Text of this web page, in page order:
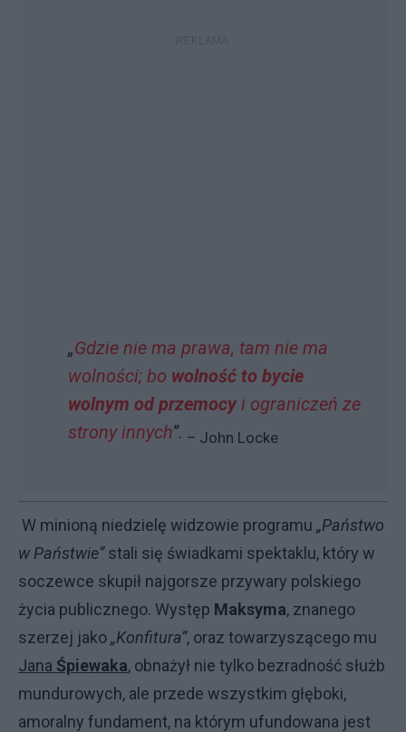
„Gdzie nie ma prawa, tam nie ma
wolności; bo wolność to bycie
wolnym od przemocy i ograniczeń ze
strony innych”. – John Locke
W minioną niedzielę widzowie programu „Państwo
w Państwie”stali się świadkami spektaklu, który w
soczewce skupił najgorsze przywary polskiego
życia publicznego. Występ Maksyma, znanego
szerzej jako„Konfitura”, oraz towarzyszącego mu
Jana Śpiewaka, obnażył nie tylko bezradność służb
mundurowych, ale przede wszystkim głęboki,
amoralny fundament, na którym ufundowana jest